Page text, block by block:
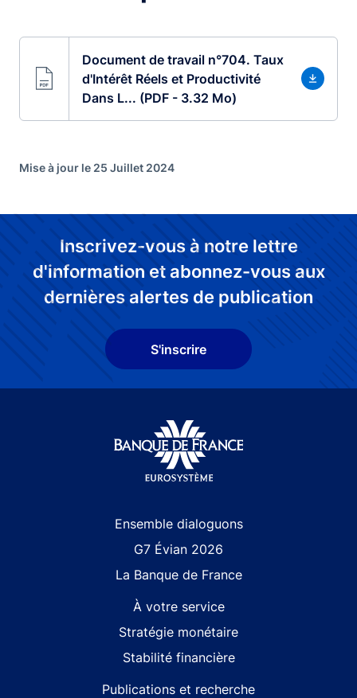
Document de travail n°704. Taux
d'Intérêt Réels et Productivité
Dans L... (PDF - 3.32 Mo)
Mise à jour le 25 Juillet 2024
Inscrivez-vous à notre lettre
d'information et abonnez-vous aux
dernières alertes de publication
S'inscrire
Ensemble dialoguons
G7 Évian 2026
La Banque de France
À votre service
Stratégie monétaire
Stabilité financière
Publications et recherche